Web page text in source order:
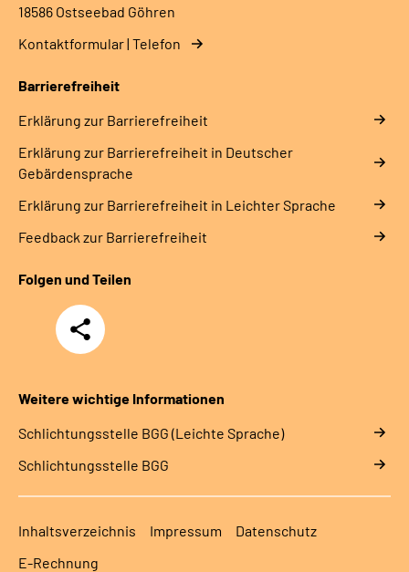
18586 Ostseebad Göhren
Kontaktformular | Telefon
Barrierefreiheit
Erklärung zur Barrierefreiheit
Erklärung zur Barrierefreiheit in Deutscher
Gebärdensprache
Erklärung zur Barrierefreiheit in Leichter Sprache
Feedback zur Barrierefreiheit
Folgen und Teilen
Teilen
Weitere wichtige Informationen
Schlich­tungs­stel­le BGG (Leichte Sprache)
Schlich­tungs­stel­le BGG
Inhaltsverzeichnis Impressum
Datenschutz
E-Rechnung